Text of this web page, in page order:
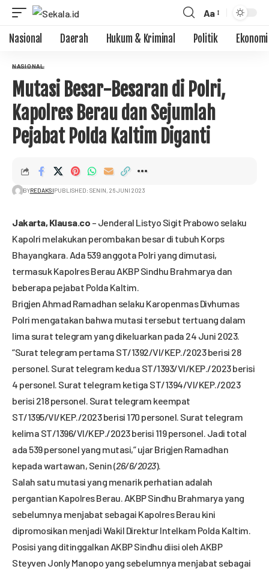
Aa
Nasional Daerah Hukum & Kriminal Politik Ekonomi
NASIONAL
Mutasi Besar-Besaran di Polri,
Kapolres Berau dan Sejumlah
Pejabat Polda Kaltim Diganti
BYREDAKSIPUBLISHED: SENIN, 26 JUNI 2023
Jakarta, Klausa.co – Jenderal Listyo Sigit Prabowo selaku
Kapolri melakukan perombakan besar di tubuh Korps
Bhayangkara. Ada 539 anggota Polri yang dimutasi,
termasuk Kapolres Berau AKBP Sindhu Brahmarya dan
beberapa pejabat Polda Kaltim.
Brigjen Ahmad Ramadhan selaku Karopenmas Divhumas
Polri mengatakan bahwa mutasi tersebut tertuang dalam
lima surat telegram yang dikeluarkan pada 24 Juni 2023.
“Surat telegram pertama ST/1392/VI/KEP./2023 berisi 28
personel. Surat telegram kedua ST/1393/VI/KEP./2023 berisi
4 personel. Surat telegram ketiga ST/1394/VI/KEP./2023
berisi 218 personel. Surat telegram keempat
ST/1395/VI/KEP./2023 berisi 170 personel. Surat telegram
kelima ST/1396/VI/KEP./2023 berisi 119 personel. Jadi total
ada 539 personel yang mutasi,” ujar Brigjen Ramadhan
kepada wartawan, Senin (26/6/2023).
Salah satu mutasi yang menarik perhatian adalah
pergantian Kapolres Berau. AKBP Sindhu Brahmarya yang
sebelumnya menjabat sebagai Kapolres Berau kini
dipromosikan menjadi Wakil Direktur Intelkam Polda Kaltim.
Posisi yang ditinggalkan AKBP Sindhu diisi oleh AKBP
Steyven Jonly Manopo yang sebelumnya menjabat sebagai